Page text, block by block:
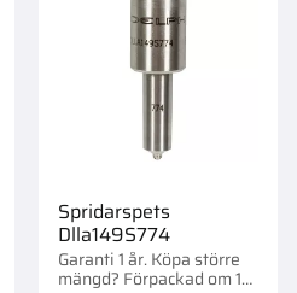
Spridarspets
Dlla149S774
Garanti 1 år. Köpa större
mängd? Förpackad om 1